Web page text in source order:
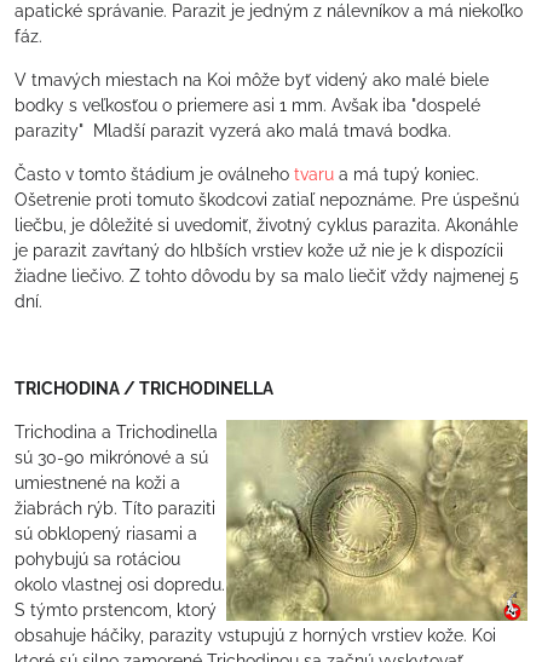
apatické správanie. Parazit je jedným z nálevníkov a má niekoľko
fáz.
V tmavých miestach na Koi môže byť videný ako malé biele
bodky s veľkosťou o priemere asi 1 mm. Avšak iba "dospelé
parazity" Mladší parazit vyzerá ako malá tmavá bodka.
Často v tomto štádium je oválneho tvaru a má tupý koniec.
Ošetrenie proti tomuto škodcovi zatiaľ nepoznáme. Pre úspešnú
liečbu, je dôležité si uvedomiť, životný cyklus parazita. Akonáhle
je parazit zavŕtaný do hlbších vrstiev kože už nie je k dispozícii
žiadne liečivo. Z tohto dôvodu by sa malo liečiť vždy najmenej 5
dní.
TRICHODINA / TRICHODINELLA
Trichodina a Trichodinella
sú 30-90 mikrónové a sú
umiestnené na koži a
žiabrách rýb. Títo paraziti
sú obklopený riasami a
pohybujú sa rotáciou
okolo vlastnej osi dopredu.
S týmto prstencom, ktorý
obsahuje háčiky, parazity vstupujú z horných vrstiev kože. Koi